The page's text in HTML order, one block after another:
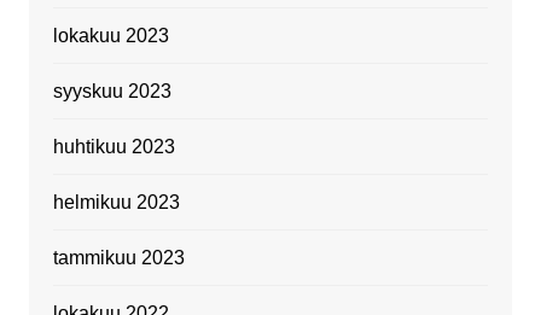
lokakuu 2023
syyskuu 2023
huhtikuu 2023
helmikuu 2023
tammikuu 2023